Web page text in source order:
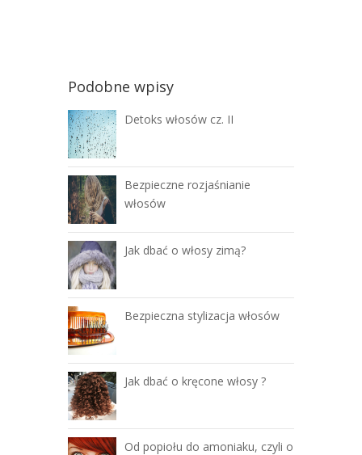
Podobne wpisy
Detoks włosów cz. II
Bezpieczne rozjaśnianie
włosów
Jak dbać o włosy zimą?
Bezpieczna stylizacja włosów
Jak dbać o kręcone włosy ?
Od popiołu do amoniaku, czyli o